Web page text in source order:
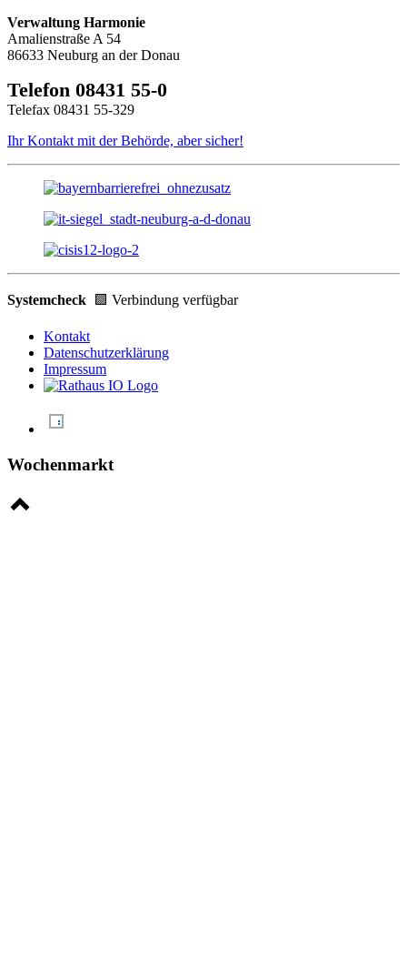
Verwaltung Harmonie
Amalienstraße A 54
86633 Neuburg an der Donau
Telefon 08431 55-0
Telefax 08431 55-329
Ihr Kontakt mit der Behörde, aber sicher!
Systemcheck 🟩 Verbindung verfügbar
Kontakt
Datenschutzerklärung
Impressum
Wochenmarkt